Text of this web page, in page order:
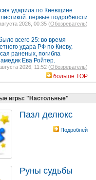
ударила по Киевщине
первые подробности
2026, 00:35 (Обозреватель)
всего 25: во время
удара РФ по Киеву,
раненых, погибла
Ева Ройтер.
2026, 11:52 (Обозреватель)
больше TOP
игры: "Настольные"
Пазл делюкс
Подробней
Руны cудьбы